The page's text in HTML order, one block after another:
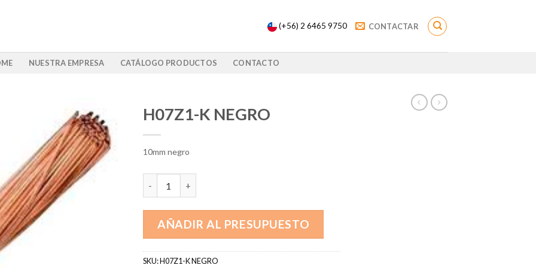
(+56) 2 6465 9750 CONTACTAR
NUESTRA EMPRESA CATÁLOGO PRODUCTOS CONTACTO
H07Z1-K NEGRO
10mm negro
AÑADIR AL PRESUPUESTO
SKU:H07Z1-K NEGRO